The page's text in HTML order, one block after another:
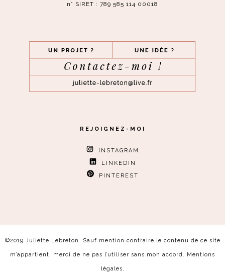
n° SIRET : 789 585 114 00018
REJOIGNEZ-MOI
INSTAGRAM
LINKEDIN
PINTEREST
©2019 Juliette Lebreton. Sauf mention contraire le contenu de ce site
m’appartient, merci de ne pas l’utiliser sans mon accord. Mentions
légales.